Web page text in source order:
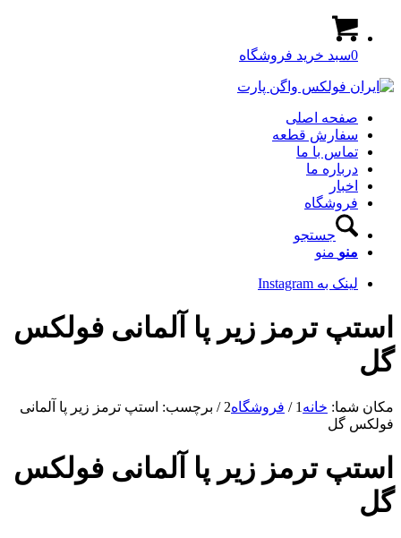
0سبد خرید فروشگاه
صفحه اصلی
سفارش قطعه
تماس با ما
درباره ما
اخبار
فروشگاه
جستجو
منو منو
لینک به Instagram
استپ ترمز زیر پا آلمانی فولکس
گل
مکان شما: خانه 1
/ فروشگاه2
/ برچسب: استپ ترمز زیر پا آلمانی
فولکس گل
استپ ترمز زیر پا آلمانی فولکس
گل